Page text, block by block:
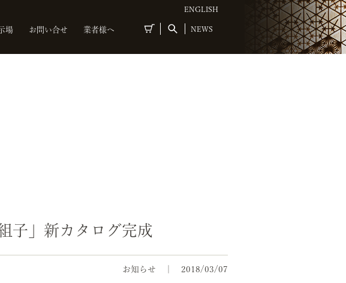
場 お問い合せ 業者様へ
ENGLISH
NEWS
子」新カタログ完成
お知らせ 2018/03/07